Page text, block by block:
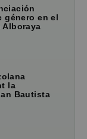
género en el
la
Bautista